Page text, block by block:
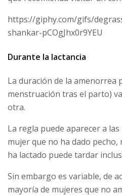
https://giphy.com/gifs/
shankar-pCOgJhx0r9YEU
Durante la lactancia
La duración de la amenorrea
menstruación tras el parto)
otra.
La regla puede aparecer a
mujer que no ha dado
ha lactado puede tardar
Sin embargo es variable, de
mayoría de mujeres que no